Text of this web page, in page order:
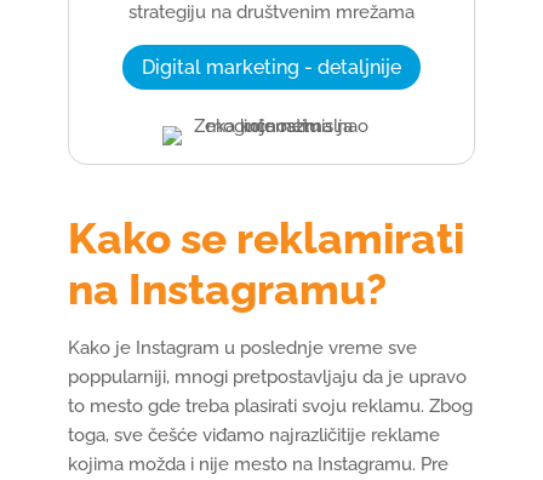
strategiju na društvenim mrežama
Digital marketing - detaljnije
Kako se reklamirati
na Instagramu?
Kako je Instagram u poslednje vreme sve
poppularniji, mnogi pretpostavljaju da je upravo
to mesto gde treba plasirati svoju reklamu. Zbog
toga, sve češće viđamo najrazličitije reklame
kojima možda i nije mesto na Instagramu. Pre